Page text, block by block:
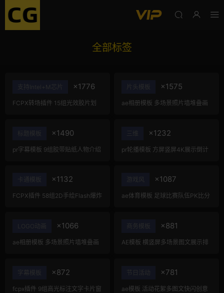
全部标签
支持Intel+M芯片 ×1776
FCPX转场插件 15组光效胶片划
片头模板 ×1575
ae相册模板 多场景照片墙堆叠画
标题模板 ×1490
pr字幕模板 9组胶带贴纸人物介绍
×1232
pr轮播模板 方屏竖屏4K展示倒计
卡通模板 ×1132
FCPX插件 58组2D手绘Flash爆炸
×1087
ae体育模板 足球比赛队伍PK比分
LOGO动画
×1066
ae相册模板 多场景照片墙堆叠画
商务模板 ×881
AE模板 横竖屏多场景图文展示排
字幕模板 ×872
fcpx插件 9组高光标注文字卡片窗
节日活动 ×781
ae模板 活动花絮多图文快闪创意